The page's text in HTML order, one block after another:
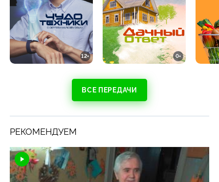
12+ 0+
ВСЕ ПЕРЕДАЧИ
РЕКОМЕНДУЕМ